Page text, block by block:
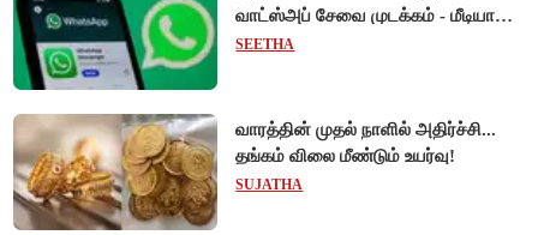
வாட்ஸ்அப் சேவை முடக்கம் - மீடியா
கோப்புகளை அனுப்ப முடியாமல்
SEETHA
வாரத்தின் முதல் நாளில் அதிர்ச்சி...
தங்கம் விலை மீண்டும் உயர்வு!
SUJATHA